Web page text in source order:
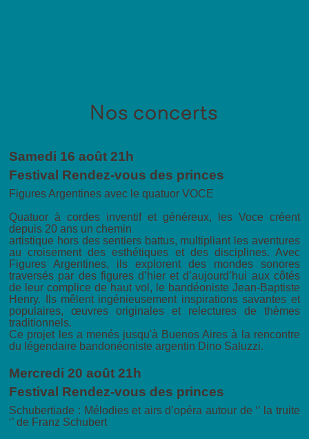
Nos concerts
Samedi 16 août 21h
Festival Rendez-vous des princes
Figures Argentines avec le quatuor VOCE
Quatuor à cordes inventif et généreux, les Voce créent
depuis 20 ans un chemin
artistique hors des sentiers battus, multipliant les aventures
au croisement des esthétiques et des disciplines. Avec
Figures Argentines, ils explorent des mondes sonores
traversés par des figures d’hier et d’aujourd’hui aux côtés
de leur complice de haut vol, le bandéoniste Jean-Baptiste
Henry. Ils mêlent ingénieusement inspirations savantes et
populaires, œuvres originales et relectures de thèmes
traditionnels.
Ce projet les a menés jusqu'à Buenos Aires à la rencontre
du légendaire bandonéoniste argentin Dino Saluzzi.
Mercredi 20 août 21h
Festival Rendez-vous des princes
Schubertiade : Mélodies et airs d’opéra autour de ‘’ la truite
‘’ de Franz Schubert